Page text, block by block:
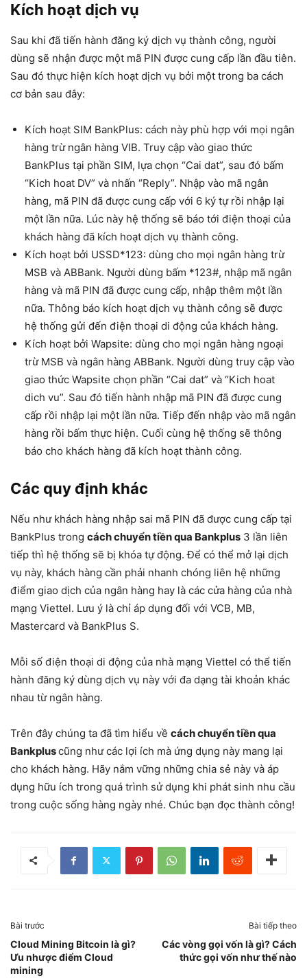
Kích hoạt dịch vụ
Sau khi đã tiến hành đăng ký dịch vụ thành công, người
dùng sẽ nhận được một mã PIN được cung cấp lần đầu tiên.
Sau đó thực hiện kích hoạt dịch vụ bởi một trong ba cách
cơ bản sau đây:
Kích hoạt SIM BankPlus: cách này phù hợp với mọi ngân
hàng trừ ngân hàng VIB. Truy cập vào giao thức
BankPlus tại phần SIM, lựa chọn “Cai dat”, sau đó bấm
“Kich hoat DV” và nhấn “Reply”. Nhập vào mã ngân
hàng, mã PIN đã được cung cấp với 6 ký tự rồi nhập lại
một lần nữa. Lúc này hệ thống sẽ báo tới điện thoại của
khách hàng đã kích hoạt dịch vụ thành công.
Kích hoạt bởi USSD*123: dùng cho mọi ngân hàng trừ
MSB và ABBank. Người dùng bấm *123#, nhập mã ngân
hàng và mã PIN đã được cung cấp, nhập thêm một lần
nữa. Thông báo kích hoạt dịch vụ thành công sẽ được
hệ thống gửi đến điện thoại di động của khách hàng.
Kích hoạt bởi Wapsite: dùng cho mọi ngân hàng ngoại
trừ MSB và ngân hàng ABBank. Người dùng truy cập vào
giao thức Wapsite chọn phần “Cai dat” và “Kich hoat
dich vu”. Sau đó tiến hành nhập mã PIN đã được cung
cấp rồi nhập lại một lần nữa. Tiếp đến nhập vào mã ngân
hàng rồi bấm thực hiện. Cuối cùng hệ thống sẽ thông
báo cho khách hàng đã kích hoạt thành công.
Các quy định khác
Nếu như khách hàng nhập sai mã PIN đã được cung cấp tại
BankPlus trong cách chuyển tiền qua Bankplus 3 lần liên
tiếp thì hệ thống sẽ bị khóa tự động. Để có thể mở lại dịch
vụ này, khách hàng cần phải nhanh chóng liên hệ những
điểm giao dịch của ngân hàng hay là các cửa hàng của nhà
mạng Viettel. Lưu ý là chỉ áp dụng đối với VCB, MB,
Mastercard và BankPlus S.
Mỗi số điện thoại di động của nhà mạng Viettel có thể tiến
hành đăng ký dùng dịch vụ này với đa dạng tài khoản khác
nhau từ ngân hàng.
Trên đây chúng ta đã tìm hiểu về cách chuyển tiền qua
Bankpluscũng như các lợi ích mà ứng dụng này mang lại
cho khách hàng. Hãy nắm vững những chia sẻ này và áp
dụng hữu ích trong quá trình sử dụng khi phát sinh nhu cầu
trong cuộc sống hàng ngày nhé. Chúc bạn đọc thành công!
Bài trước
Cloud Mining Bitcoin là gì?
Ưu nhược điểm Cloud
mining
Bài tiếp theo
Các vòng gọi vốn là gì? Cách
thức gọi vốn như thế nào